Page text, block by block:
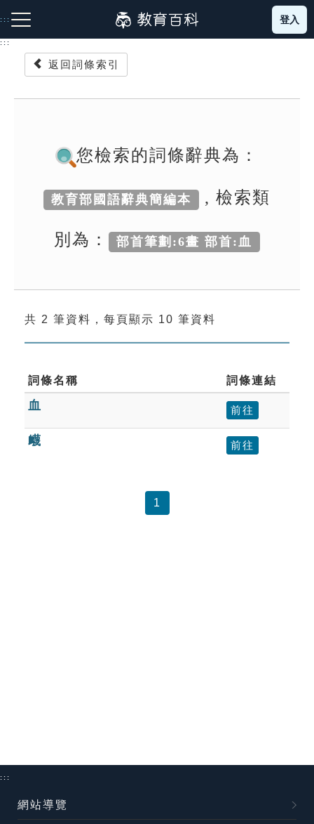
到
主
:::
生字詞彙表
成語故事
索引選單
單字索引
生命大百科索引
遊戲專區
登入
:::
返回詞條索引
您檢索的詞條辭典為：
教育部國語辭典簡編本 , 檢索類
別為： 部首筆劃:6畫 部首:血
共 2 筆資料，每頁顯示 10 筆資料
詞條名稱 詞條連結
血 前往
衊 前往
1
:::
網站導覽